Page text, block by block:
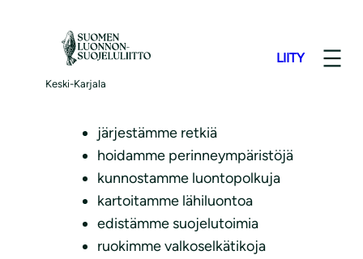
Keski-Karjala
LIITY
Liity joukkoomme
järjestämme retkiä
hoidamme perinneympäristöjä
kunnostamme luontopolkuja
kartoitamme lähiluontoa
edistämme suojelutoimia
ruokimme valkoselkätikoja